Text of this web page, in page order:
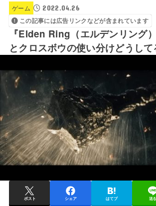
ゲーム
2022.04.26
この記事には広告リンクなどが含まれています
『Elden Ring（エルデンリング
とクロスボウの使い分けどうして
ポスト シェア はてブ 送る